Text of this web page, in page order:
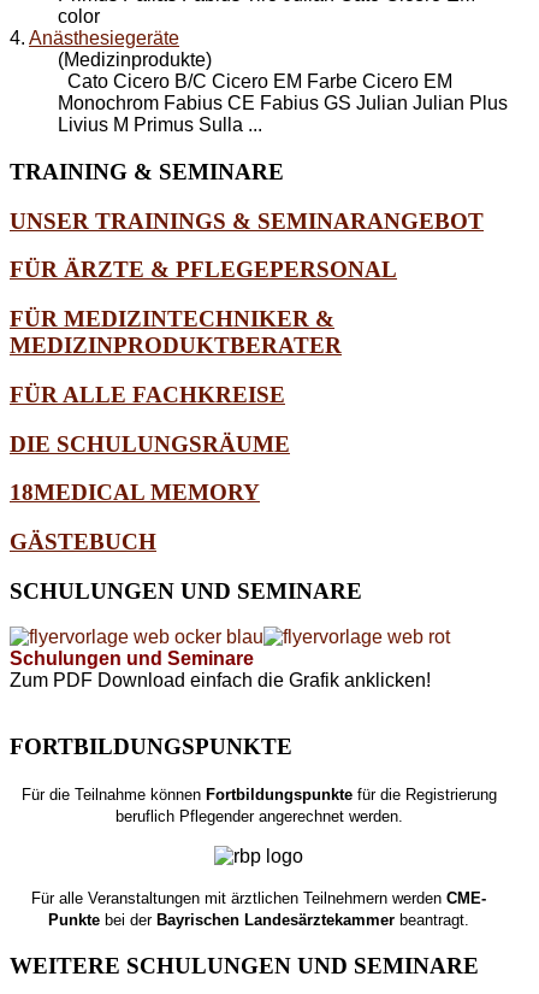
color
4. Anästhesiegeräte
(Medizinprodukte)
Cato Cicero B/C Cicero EM Farbe Cicero EM
Monochrom Fabius CE Fabius GS Julian Julian Plus
Livius M Primus Sulla ...
TRAINING & SEMINARE
UNSER TRAININGS & SEMINARANGEBOT
FÜR ÄRZTE & PFLEGEPERSONAL
FÜR MEDIZINTECHNIKER &
MEDIZINPRODUKTBERATER
FÜR ALLE FACHKREISE
DIE SCHULUNGSRÄUME
18MEDICAL MEMORY
GÄSTEBUCH
SCHULUNGEN UND SEMINARE
Schulungen und Seminare
Zum PDF Download einfach die Grafik anklicken!
FORTBILDUNGSPUNKTE
Für die Teilnahme könnenFortbildungspunktefür die Registrierung
beruflich Pflegender angerechnet werden.
Für alle Veranstaltungen mit ärztlichen Teilnehmern werdenCME-
Punkte bei derBayrischen Landesärztekammer beantragt.
WEITERE SCHULUNGEN UND SEMINARE